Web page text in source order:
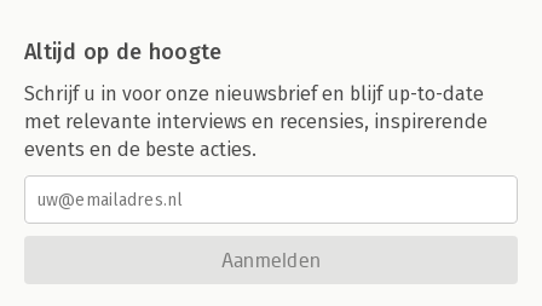
Altijd op de hoogte
Schrijf u in voor onze nieuwsbrief en blijf up-to-date
met relevante interviews en recensies, inspirerende
events en de beste acties.
Aanmelden